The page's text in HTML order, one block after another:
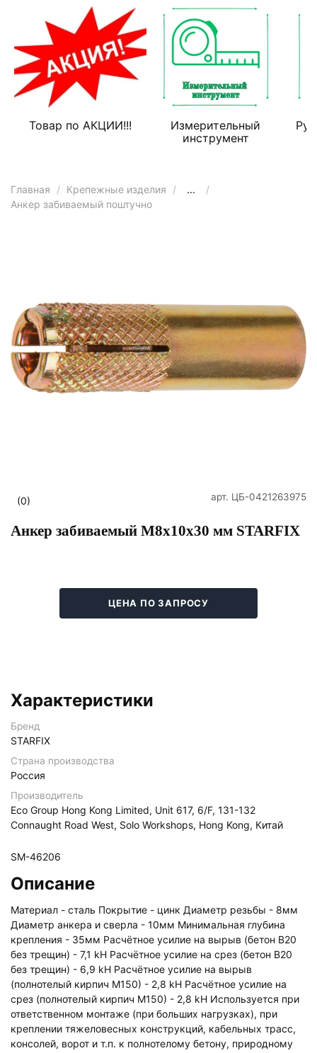
Товар по АКЦИИ!!!
Измерительный
инструмент
Главная Крепежные изделия
...
Анкер забиваемый поштучно
(0) арт. ЦБ-0421263975
Анкер забиваемый М8х10х30 мм STARFIX
ЦЕНА ПО ЗАПРОСУ
Характеристики
Бренд
STARFIX
Страна производства
Россия
Производитель
Eco Group Hong Kong Limited, Unit 617, 6/F, 131-132
Connaught Road West, Solo Workshops, Hong Kong, Китай
SM-46206
Описание
Материал - сталь Покрытие - цинк Диаметр резьбы - 8мм
Диаметр анкера и сверла - 10мм Минимальная глубина
крепления - 35мм Расчётное усилие на вырыв (бетон В20
без трещин) - 7,1 kH Расчётное усилие на срез (бетон В20
без трещин) - 6,9 kH Расчётное усилие на вырыв
(полнотелый кирпич М150) - 2,8 kH Расчётное усилие на
срез (полнотелый кирпич М150) - 2,8 kH Используется при
ответственном монтаже (при больших нагрузках), при
креплении тяжеловесных конструкций, кабельных трасс,
консолей, ворот и т.п. к полнотелому бетону, природному